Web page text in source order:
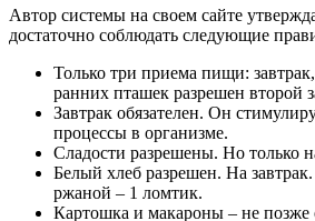
Автор системы на своем сайте
достаточно соблюдать следующие
Только три приема пищи:
ранних пташек разрешен второй
Завтрак обязателен. Он
процессы в организме.
Сладости разрешены. Но только
Белый хлеб разрешен. На
ржаной – 1 ломтик.
Картошка и макароны – не позже